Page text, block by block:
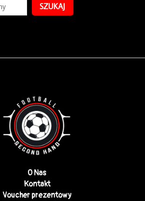
SZUKAJ
O Nas
Kontakt
Voucher prezentowy